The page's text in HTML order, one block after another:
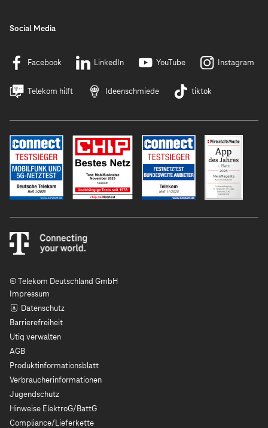
Social Media
Facebook LinkedIn YouTube Instagram
Telekom hilft Ideenschmiede tiktok
© Telekom Deutschland GmbH
Impressum
Datenschutz
Barrierefreiheit
Utiq verwalten
AGB
Produktinformationsblatt
Verbraucherinformationen
Jugendschutz
Hinweise ElektroG/BattG
Compliance/Lieferkette